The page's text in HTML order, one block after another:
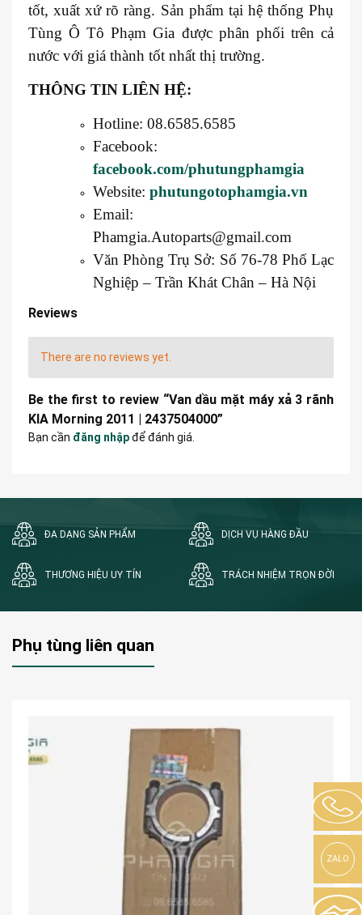
tốt, xuất xứ rõ ràng. Sản phẩm tại hệ thống Phụ
Tùng Ô Tô Phạm Gia được phân phối trên cả
nước với giá thành tốt nhất thị trường.
THÔNG TIN LIÊN HỆ:
Hotline: 08.6585.6585
Facebook:
facebook.com/phutungphamgia
Website: phutungotophamgia.vn
Email:
Phamgia.Autoparts@gmail.com
Văn Phòng Trụ Sở: Số 76-78 Phố Lạc
Nghiệp – Trần Khát Chân – Hà Nội
Reviews
There are no reviews yet.
Be the first to review “Van dầu mặt máy xả 3 rãnh
KIA Morning 2011 | 2437504000”
Bạn cần đăng nhậpđể đánh giá.
ĐA DẠNG SẢN PHẨM DỊCH VỤ HÀNG ĐẦU
THƯƠNG HIỆU UY TÍN TRÁCH NHIỆM TRỌN ĐỜI
Phụ tùng liên quan
ZALO